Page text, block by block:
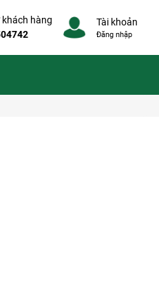
khách hàng
Tài khoản
Đăng nhập